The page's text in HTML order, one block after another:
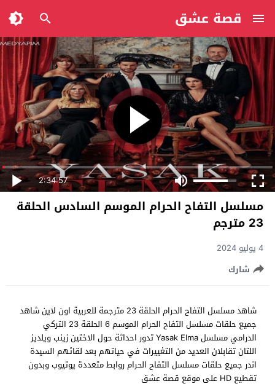
قصة عشق
2:34:57
مسلسل التفاح الحرام الموسم السادس الحلقة
23 مترجم
4 يوليو 2024
شارك
شاهد مسلسل التفاح الحرام الحلقة 23 مترجمة للعربية اون لاين شاهد
جميع حلقات مسلسل التفاح الحرام الموسم 6 الحلقة 23 التركي
الدرامي مسلسل Yasak Elma تدور احداثة حول الاختين زينب ويلديز
اللتان تقابلان العديد من التغييرات في حياتهم بعد لقائهم السيدة
اندر جميع حلقات مسلسل التفاح الحرام روابط متعددة يوتيوب وبدون
تقطيع HD على موقع قصة عشق